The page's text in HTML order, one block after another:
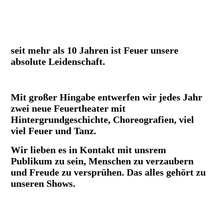
seit mehr als 10 Jahren ist Feuer unsere
absolute Leidenschaft.
Mit großer Hingabe entwerfen wir jedes Jahr
zwei neue Feuertheater mit
Hintergrundgeschichte, Choreografien, viel
viel Feuer und Tanz.
Wir lieben es in Kontakt mit unsrem
Publikum zu sein, Menschen zu verzaubern
und Freude zu versprühen. Das alles gehört zu
unseren Shows.